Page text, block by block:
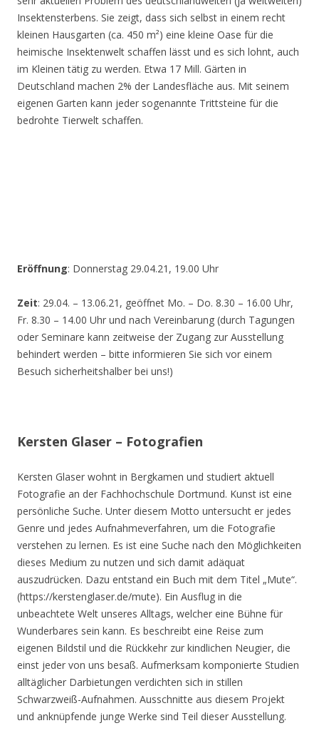
Insektensterbens. Sie zeigt, dass sich selbst in einem recht
kleinen Hausgarten (ca. 450 m²) eine kleine Oase für die
heimische Insektenwelt schaffen lässt und es sich lohnt, auch
im Kleinen tätig zu werden. Etwa 17 Mill. Gärten in
Deutschland machen 2% der Landesfläche aus. Mit seinem
eigenen Garten kann jeder sogenannte Trittsteine für die
bedrohte Tierwelt schaffen.
Eröffnung: Donnerstag 29.04.21, 19.00 Uhr
Zeit: 29.04. – 13.06.21, geöffnet Mo. – Do. 8.30 – 16.00 Uhr,
Fr. 8.30 – 14.00 Uhr und nach Vereinbarung (durch Tagungen
oder Seminare kann zeitweise der Zugang zur Ausstellung
behindert werden – bitte informieren Sie sich vor einem
Besuch sicherheitshalber bei uns!)
Kersten Glaser – Fotografien
Kersten Glaser wohnt in Bergkamen und studiert aktuell
Fotografie an der Fachhochschule Dortmund. Kunst ist eine
persönliche Suche. Unter diesem Motto untersucht er jedes
Genre und jedes Aufnahmeverfahren, um die Fotografie
verstehen zu lernen. Es ist eine Suche nach den Möglichkeiten
dieses Medium zu nutzen und sich damit adäquat
auszudrücken. Dazu entstand ein Buch mit dem Titel „Mute“.
(https://kerstenglaser.de/mute). Ein Ausflug in die
unbeachtete Welt unseres Alltags, welcher eine Bühne für
Wunderbares sein kann. Es beschreibt eine Reise zum
eigenen Bildstil und die Rückkehr zur kindlichen Neugier, die
einst jeder von uns besaß. Aufmerksam komponierte Studien
alltäglicher Darbietungen verdichten sich in stillen
Schwarzweiß-Aufnahmen. Ausschnitte aus diesem Projekt
und anknüpfende junge Werke sind Teil dieser Ausstellung.